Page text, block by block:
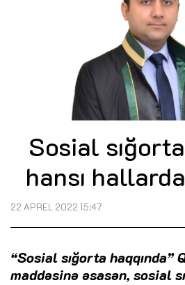
Sosial
hansı
22 APREL 2022 15:47
“Sosial sığorta haqqında”
maddəsinə əsasən, sosial